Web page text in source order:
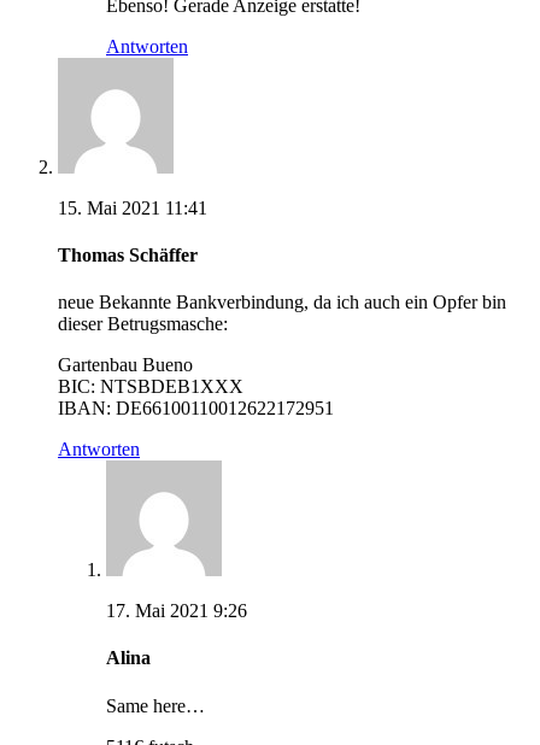
Ebenso! Gerade Anzeige erstatte!
Antworten
15. Mai 2021 11:41
Thomas Schäffer
neue Bekannte Bankverbindung, da ich auch ein Opfer bin
dieser Betrugsmasche:
Gartenbau Bueno
BIC: NTSBDEB1XXX
IBAN: DE66100110012622172951
Antworten
17. Mai 2021 9:26
Alina
Same here…